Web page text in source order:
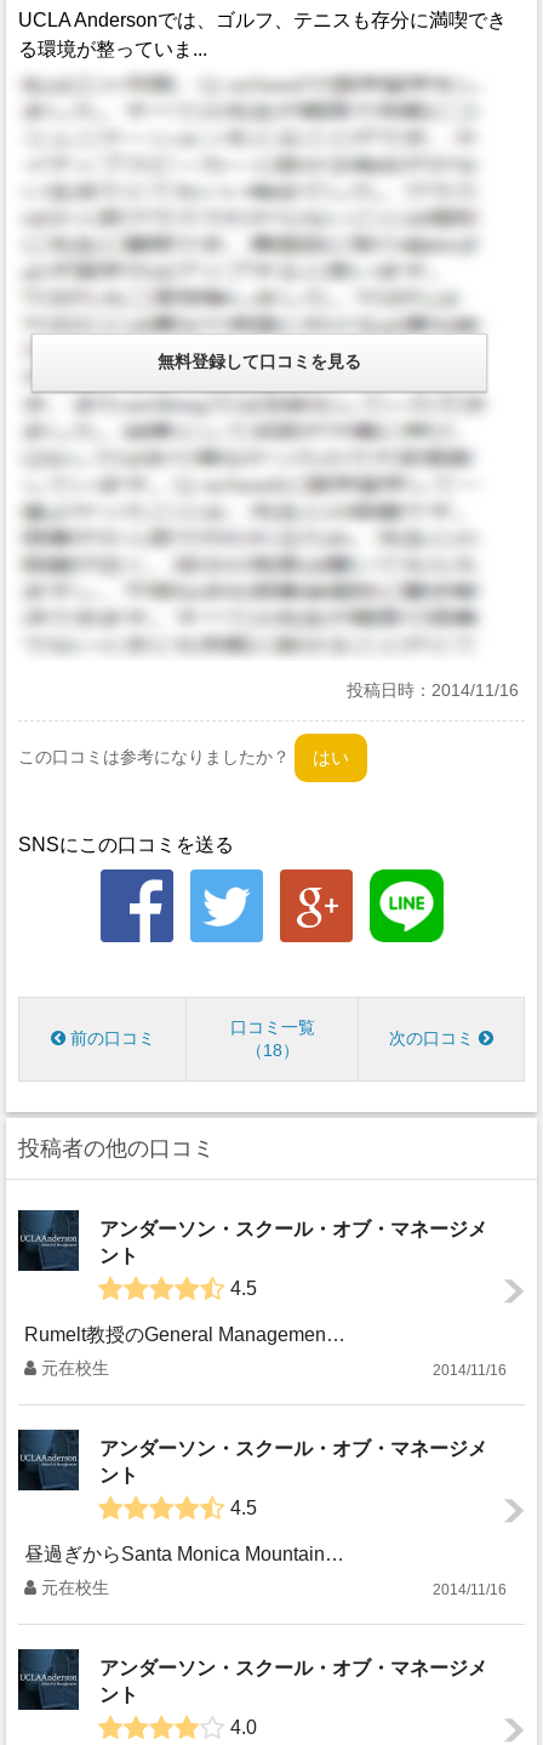
UCLA Andersonでは、ゴルフ、テニスも存分に満喫でき
る環境が整っていま...
投稿日時： 2014/11/16
この口コミは参考になりましたか？
SNSにこの口コミを送る
前の口コミ
口コミ一覧
18
次の口コミ
投稿者の他の口コミ
アンダーソン・スクール・オブ・マネージメ
ント
4.5
Rumelt教授のGeneral Managementで面白かったのが、ミドルマネージャー（中間管理職）について。一般的に、中間管理職は変革が必要なときに...
元在校生 2014/11/16
アンダーソン・スクール・オブ・マネージメ
ント
4.5
昼過ぎからSanta Monica Mountainへドライブしたときの日記より。 ---- あいにく薄曇りの空の下、いつものPacific Coast...
元在校生 2014/11/16
アンダーソン・スクール・オブ・マネージメ
ント
4.0